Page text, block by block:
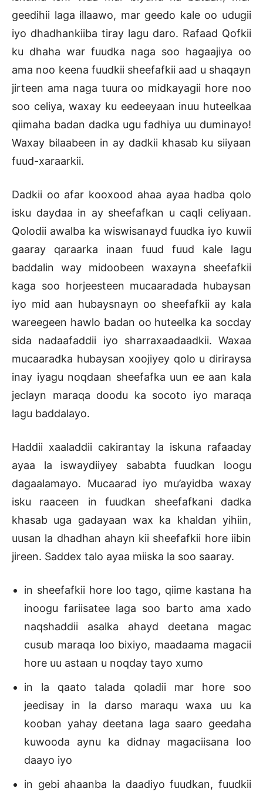
geedihii laga illaawo, mar geedo kale oo udugii
iyo dhadhankiiba tiray lagu daro. Rafaad Qofkii
ku dhaha war fuudka naga soo hagaajiya oo
ama noo keena fuudkii sheefafkii aad u shaqayn
jirteen ama naga tuura oo midkayagii hore noo
soo celiya, waxay ku eedeeyaan inuu huteelkaa
qiimaha badan dadka ugu fadhiya uu duminayo!
Waxay bilaabeen in ay dadkii khasab ku siiyaan
fuud-xaraarkii.
Dadkii oo afar kooxood ahaa ayaa hadba qolo
isku daydaa in ay sheefafkan u caqli celiyaan.
Qolodii awalba ka wiswisanayd fuudka iyo kuwii
gaaray qaraarka inaan fuud fuud kale lagu
baddalin way midoobeen waxayna sheefafkii
kaga soo horjeesteen mucaaradada hubaysan
iyo mid aan hubaysnayn oo sheefafkii ay kala
wareegeen hawlo badan oo huteelka ka socday
sida nadaafaddii iyo sharraxaadaadkii. Waxaa
mucaaradka hubaysan xoojiyey qolo u diriraysa
inay iyagu noqdaan sheefafka uun ee aan kala
jeclayn maraqa doodu ka socoto iyo maraqa
lagu baddalayo.
Haddii xaaladdii cakirantay la iskuna rafaaday
ayaa la iswaydiiyey sababta fuudkan loogu
dagaalamayo. Mucaarad iyo mu’ayidba waxay
isku raaceen in fuudkan sheefafkani dadka
khasab uga gadayaan wax ka khaldan yihiin,
uusan la dhadhan ahayn kii sheefafkii hore iibin
jireen. Saddex talo ayaa miiska la soo saaray.
in sheefafkii hore loo tago, qiime kastana ha
inoogu fariisatee laga soo barto ama xado
naqshaddii asalka ahayd deetana magac
cusub maraqa loo bixiyo, maadaama magacii
hore uu astaan u noqday tayo xumo
in la qaato talada qoladii mar hore soo
jeedisay in la darso maraqu waxa uu ka
kooban yahay deetana laga saaro geedaha
kuwooda aynu ka didnay magaciisana loo
daayo iyo
in gebi ahaanba la daadiyo fuudkan, fuudkii